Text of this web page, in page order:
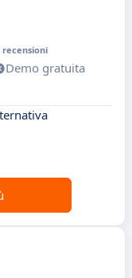
recensioni
Demo gratuita